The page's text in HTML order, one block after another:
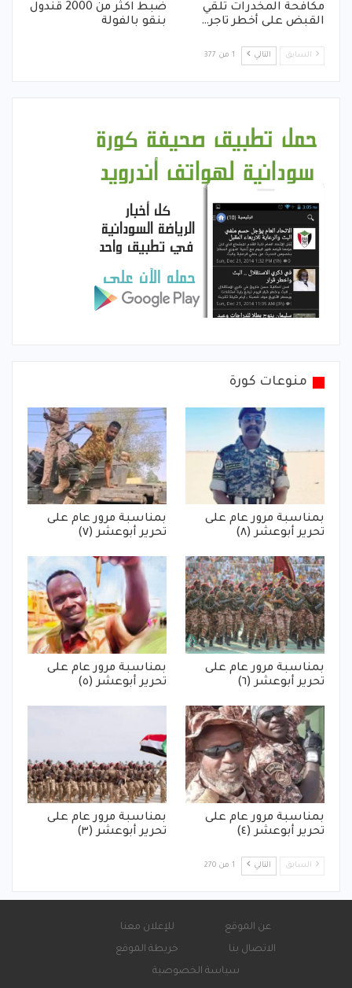
مكافحة المخدرات تلقي
القبض على أخطر تاجر…
ضبط اكثر من 2000 قندول
بنقو بالفولة
السابق التالي 1 من 377
منوعات كورة
بمناسبة مرور عام على
تحرير أبوعشر (٨)
بمناسبة مرور عام على
تحرير أبوعشر (٧)
بمناسبة مرور عام على
تحرير أبوعشر (٦)
بمناسبة مرور عام على
تحرير أبوعشر (٥)
بمناسبة مرور عام على
تحرير أبوعشر (٤)
بمناسبة مرور عام على
تحرير أبوعشر (٣)
السابق التالي 1 من 270
عن الموقع
للإعلان معنا
الاتصال بنا
خريطة الموقع
سياسة الخصوصية